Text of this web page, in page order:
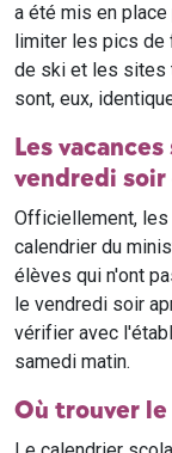
a été mis en
limiter les pics
de ski et les sites
sont, eux,
Les
vendredi soir
Officiellement,
calendrier du
élèves qui n'ont
le vendredi soir
vérifier avec
samedi matin.
Où trouver